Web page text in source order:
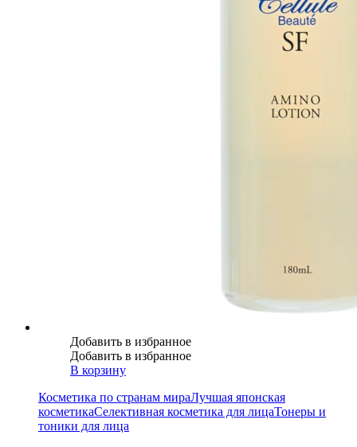
Добавить в избранное
Добавить в избранное
В корзину
Косметика по странам мираЛучшая японская
косметикаСелективная косметика для лицаТонеры и
тоники для лица